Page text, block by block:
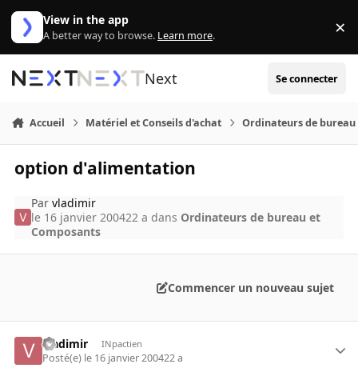
Aller au contenu
View in the app
A better way to browse. Learn more. ×
Next Se connecter
Accueil Matériel et Conseils d'achat Ordinateurs de bureau
option d'alimentation
Parvladimir
le 16 janvier 200422 a dans Ordinateurs de bureau et
Composants
Commencer un nouveau sujet
vladimir INpactien
Posté(e) le 16 janvier 200422 a